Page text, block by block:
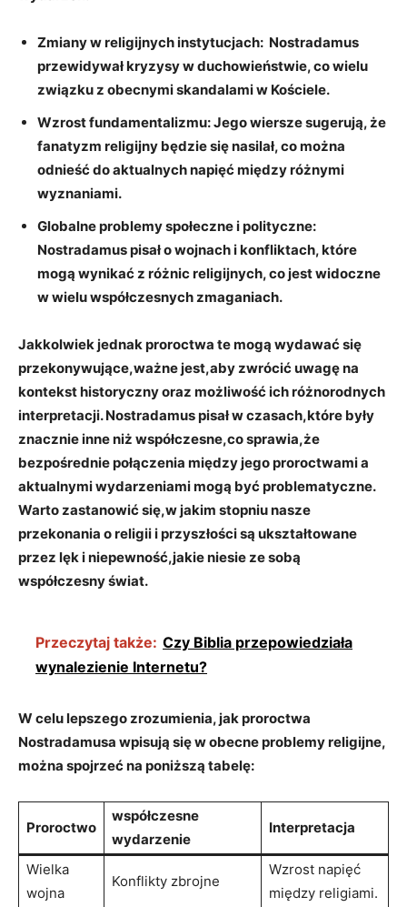
Zmiany w religijnych instytucjach: ⁢ Nostradamus
przewidywał kryzysy w duchowieństwie, ⁢co wielu
związku ⁣z ⁣obecnymi⁤ skandalami w Kościele.
Wzrost ​fundamentalizmu:Jego wiersze sugerują, że
fanatyzm religijny będzie się ​nasilał, co‌ można
odnieść do aktualnych napięć między​ różnymi
wyznaniami.
Globalne problemy⁣ społeczne i polityczne:
Nostradamus pisał o‌ wojnach i⁤ konfliktach, ⁤które
‍mogą wynikać z różnic religijnych, co jest widoczne
w wielu współczesnych​ zmaganiach.
Jakkolwiek jednak proroctwa te mogą wydawać​ się
przekonywujące,ważne jest,aby‌ zwrócić uwagę na
kontekst historyczny oraz​ możliwość ich różnorodnych⁤
interpretacji. Nostradamus pisał w czasach,które były
znacznie inne ⁤niż współczesne,co sprawia,że⁣
bezpośrednie połączenia między jego proroctwami a
aktualnymi ⁣wydarzeniami mogą ⁣być problematyczne.
Warto zastanowić się,w jakim stopniu nasze
‌przekonania o religii⁢ i przyszłości⁣ są ukształtowane​
przez‍ lęk i niepewność,jakie‌ niesie‌ ze ​sobą‌
współczesny świat.
Przeczytaj także: Czy Biblia przepowiedziała
wynalezienie Internetu?
W celu lepszego zrozumienia,‌ jak‍ proroctwa
⁤Nostradamusa wpisują się w⁤ obecne problemy religijne,⁣
można spojrzeć na‍ poniższą tabelę:
Proroctwo
współczesne
⁢wydarzenie
Interpretacja
Wielka
wojna
Konflikty zbrojne
Wzrost napięć
między⁤ religiami.